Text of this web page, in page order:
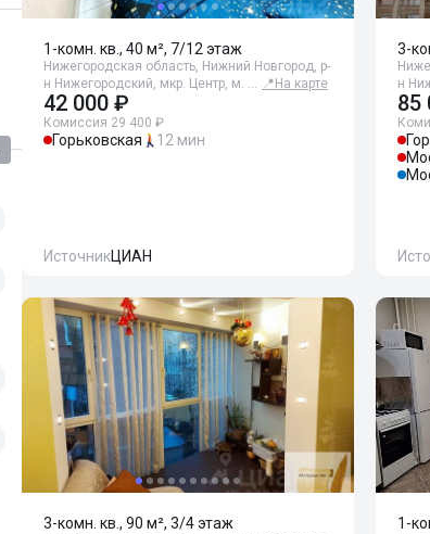
1-комн. кв., 40 м², 7/12 этаж
Нижегородская область, Нижний Новгород, р-
н Нижегородский, мкр. Центр, м. … 📍 На карте
42 000 ₽
Комиссия 29 400 ₽
Горьковская 12 мин
ИсточникЦИАН
3-
н
85
3-комн. кв., 90 м², 3/4 этаж 1-